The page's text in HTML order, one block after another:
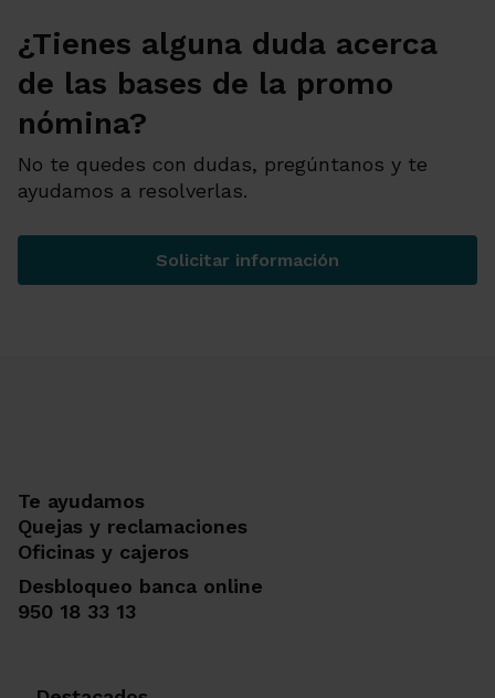
¿Tienes alguna duda acerca
de las bases de la promo
nómina?
No te quedes con dudas, pregúntanos y te
ayudamos a resolverlas.
Solicitar información¿Tienes alguna duda
Te ayudamos
Quejas y reclamaciones
Oficinas y cajeros
Desbloqueo banca online
950 18 33 13